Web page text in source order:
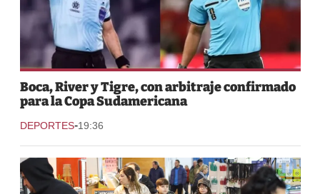
Boca, River y Tigre, con arbitraje confirmado
para la Copa Sudamericana
DEPORTES-19:36